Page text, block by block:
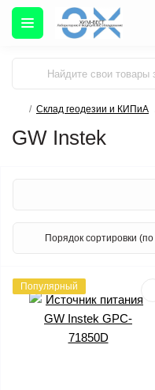
Склад геодезии и КИПиА
GW Instek
Популярный